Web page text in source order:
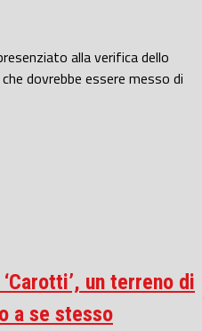
alla verifica dello
dovrebbe essere messo di
un terreno di
a se stesso